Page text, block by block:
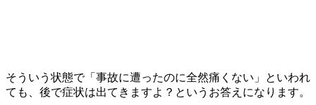
そういう状態で「事故に遭ったのに全然痛くない」といわれ
ても、後で症状は出てきますよ？というお答えになります。